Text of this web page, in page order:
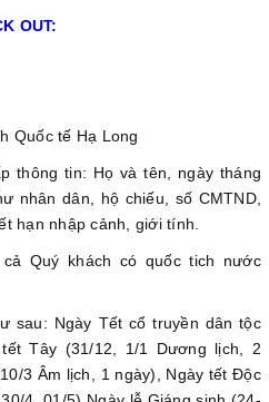
OUT:
Quốc tế Hạ Long
thông tin: Họ và tên, ngày tháng
nhân dân, hộ chiếu, số CMTND,
hạn nhập cảnh, giới tính.
Quý khách có quốc tich nước
sau: Ngày Tết cổ truyền dân tộc
Tây (31/12, 1/1 Dương lịch, 2
3 Âm lịch, 1 ngày), Ngày tết Độc